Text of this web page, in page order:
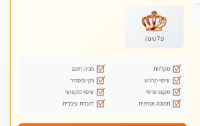
טנטרה, עיסוי מגבר לגבר, עיסוי מגבר
לאישה
פלטינה
מקלחת
חניה חינם
עיסוי מרגיע
נקי ומסודר
מקום פרטי
עיסוי מקצועי
תמונה אמיתית
דוברת עיברית